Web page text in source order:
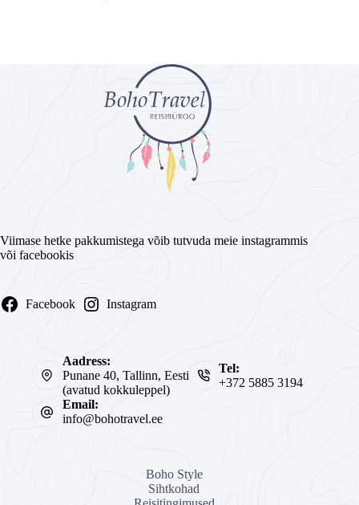
Viimase hetke pakkumistega võib tutvuda meie instagrammis
või facebookis
Facebook Instagram
Aadress:
Punane 40, Tallinn, Eesti
(avatud kokkuleppel)
Tel:
+372 5885 3194
Email:
info@bohotravel.ee
Boho Style
Sihtkohad